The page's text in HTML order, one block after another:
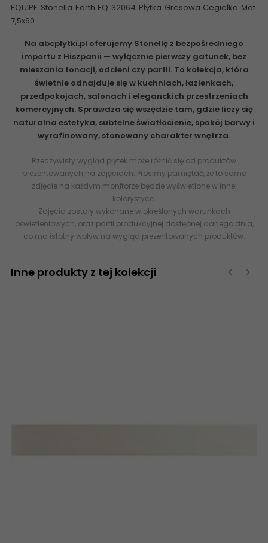
EQUIPE Stonella Earth EQ 32064 Płytka Gresowa Cegiełka Mat.
7,5x60
Na abcplytki.pl oferujemy Stonellę z bezpośredniego
importu z Hiszpanii — wyłącznie pierwszy gatunek, bez
mieszania tonacji, odcieni czy partii. To kolekcja, która
świetnie odnajduje się w kuchniach, łazienkach,
przedpokojach, salonach i eleganckich przestrzeniach
komercyjnych. Sprawdza się wszędzie tam, gdzie liczy się
naturalna estetyka, subtelne światłocienie, spokój barwy i
wyrafinowany, stonowany charakter wnętrza.
Rzeczywisty wygląd płytek może różnić się od produktów
prezentowanych na zdjęciach. Prosimy pamiętać, że to samo
zdjęcie na każdym monitorze będzie wyświetlone w innej
kolorystyce.
Zdjęcia zostały wykonane w określonych warunkach
oświetleniowych, oraz partii produkcyjnej dostępnej danego dnia,
co ma istotny wpływ na wygląd prezentowanych produktów.
Inne produkty z tej kolekcji